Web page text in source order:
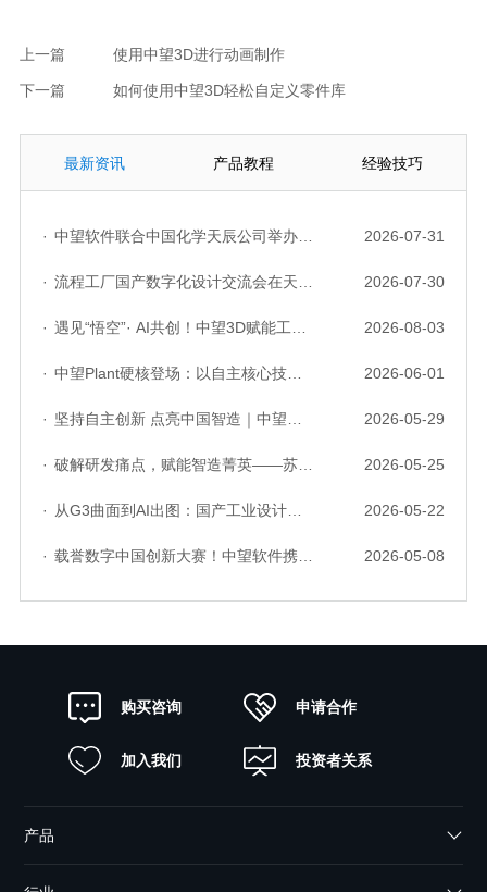
上一篇 使用中望3D进行动画制作
下一篇 如何使用中望3D轻松自定义零件库
最新资讯 产品教程 经验技巧
· 中望软件联合中国化学天辰公司举办“走进标杆企业”研讨会，共探流程工业数字化创新实践 2026-07-31
· 流程工厂国产数字化设计交流会在天津召开，中望自主CAD底座助力行业数字化转型实践获广泛关注 2026-07-30
· 遇见“悟空”· AI共创！中望3D赋能工业设计国产化与AI创新升级 2026-08-03
· 中望Plant硬核登场：以自主核心技术，破解流程工业数据一致性与协同困境 2026-06-01
· 坚持自主创新 点亮中国智造｜中望软件亮相第十届中国网络版权保护与发展大会 2026-05-29
· 破解研发痛点，赋能智造菁英——苏州研发菁英 CTO 成长营暨高级人才认证启动会圆满落幕 2026-05-25
· 从G3曲面到AI出图：国产工业设计软件的硬实力到底怎么样了？ 2026-05-22
· 载誉数字中国创新大赛！中望软件携手三家伙伴，斩获信创赛道多项大奖 2026-05-08
购买咨询 申请合作
加入我们 投资者关系
产品